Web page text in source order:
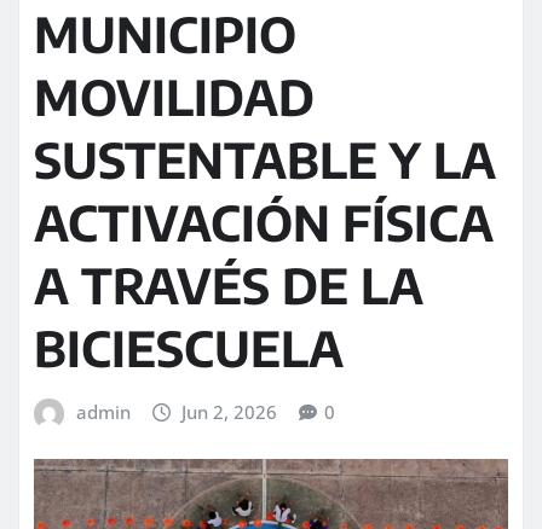
MUNICIPIO
MOVILIDAD
SUSTENTABLE Y LA
ACTIVACIÓN FÍSICA
A TRAVÉS DE LA
BICIESCUELA
admin Jun 2, 2026 0